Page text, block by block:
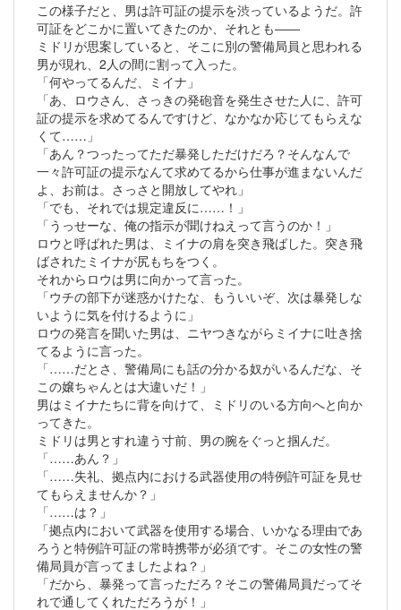
この様子だと、男は許可証の提示を渋っているようだ。許
可証をどこかに置いてきたのか、それとも――
ミドリが思案していると、そこに別の警備局員と思われる
男が現れ、2人の間に割って入った。
「何やってるんだ、ミイナ」
「あ、ロウさん、さっきの発砲音を発生させた人に、許可
証の提示を求めてるんですけど、なかなか応じてもらえな
くて……」
「あん？つったってただ暴発しただけだろ？そんなんで
一々許可証の提示なんて求めてるから仕事が進まないんだ
よ、お前は。さっさと開放してやれ」
「でも、それでは規定違反に……！」
「うっせーな、俺の指示が聞けねえって言うのか！」
ロウと呼ばれた男は、ミイナの肩を突き飛ばした。突き飛
ばされたミイナが尻もちをつく。
それからロウは男に向かって言った。
「ウチの部下が迷惑かけたな、もういいぞ、次は暴発しな
いように気を付けるように」
ロウの発言を聞いた男は、ニヤつきながらミイナに吐き捨
てるように言った。
「……だとさ、警備局にも話の分かる奴がいるんだな、そ
この嬢ちゃんとは大違いだ！」
男はミイナたちに背を向けて、ミドリのいる方向へと向か
ってきた。
ミドリは男とすれ違う寸前、男の腕をぐっと掴んだ。
「……あん？」
「……失礼、拠点内における武器使用の特例許可証を見せ
てもらえませんか？」
「……は？」
「拠点内において武器を使用する場合、いかなる理由であ
ろうと特例許可証の常時携帯が必須です。そこの女性の警
備局員が言ってましたよね？」
「だから、暴発って言っただろ？そこの警備局員だってそ
れで通してくれただろうが！」